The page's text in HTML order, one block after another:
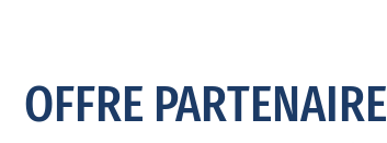
OFFRE PARTENAIRE